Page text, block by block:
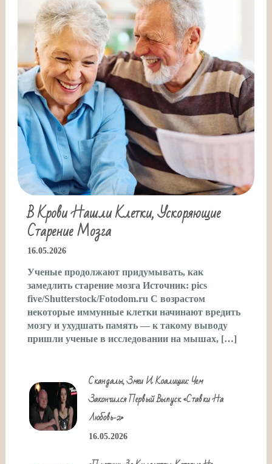
В Крови Нашли Клетки, Ускоряющие
Старение Мозга
16.05.2026
Ученые продолжают придумывать, как
замедлить старение мозга Источник: pics
five/Shutterstock/Fotodom.ru С возрастом
некоторые иммунные клетки начинают вредить
мозгу и ухудшать память — к такому выводу
пришли ученые в исследовании на мышах, […]
Скандалы, Змеи И Коалиции: Чем
Закончился Первый Выпуск «Ставки На
Любовь-2»
16.05.2026